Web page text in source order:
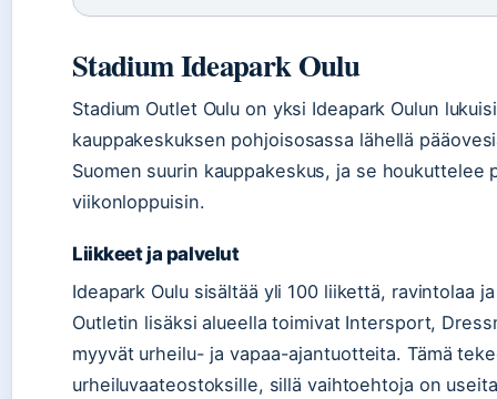
Stadium Ideapark Oulu
Stadium Outlet Oulu on yksi Ideapark Oulun
kauppakeskuksen pohjoisosassa lähellä
Suomen suurin kauppakeskus, ja se
viikonloppuisin.
Liikkeet ja palvelut
Ideapark Oulu sisältää yli 100 liikettä, ravintolaa
Outletin lisäksi alueella toimivat Intersport,
myyvät urheilu- ja vapaa-ajantuotteita. Tämä
urheiluvaateostoksille, sillä vaihtoehtoja on